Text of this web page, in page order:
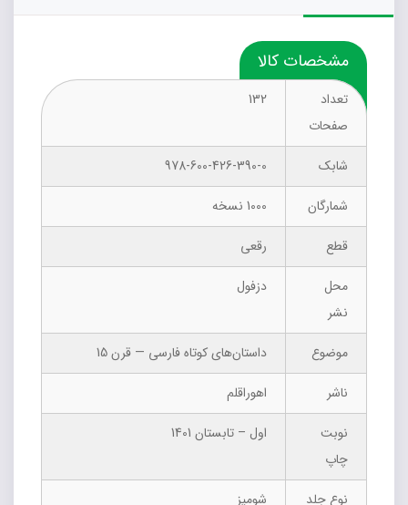
مشخصات کالا
تعداد
صفحات
132
شابک
978-600-426-390-0
شمارگان
1000 نسخه
قطع
رقعی
محل
نشر
دزفول
موضوع
داستان‌های کوتاه فارسی — قرن 15
ناشر
اهوراقلم
نوبت
چاپ
اول – تابستان 1401
نوع جلد
شومیز